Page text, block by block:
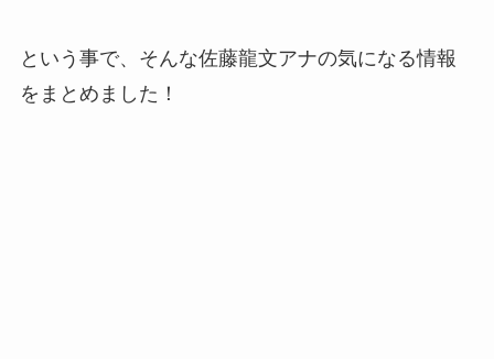
という事で、そんな佐藤龍文アナの気になる情報
をまとめました！